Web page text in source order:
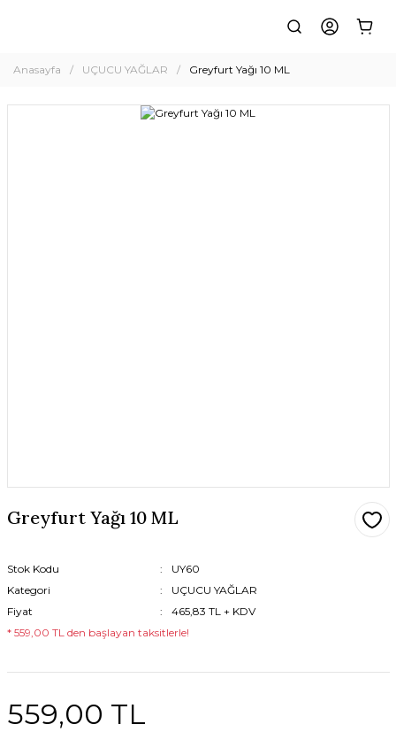
Anasayfa UÇUCU YAĞLAR Greyfurt Yağı 10 ML
Greyfurt Yağı 10 ML
Stok Kodu
UY60
Kategori
UÇUCU YAĞLAR
Fiyat
465,83 TL + KDV
* 559,00 TL den başlayan taksitlerle!
559,00 TL